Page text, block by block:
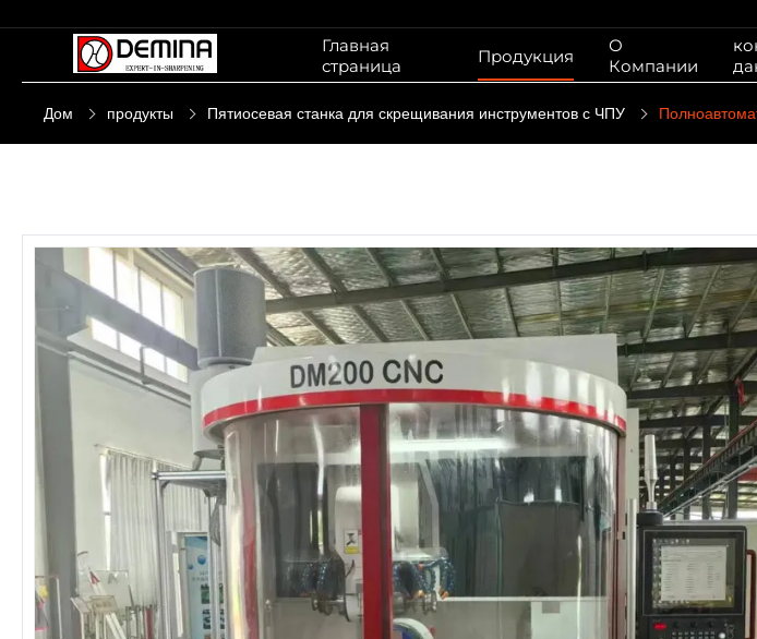
Главная
страница
Продукция
О
Компании
Дом продукты Пятиосевая станка для скрещивания инструментов с ЧПУ